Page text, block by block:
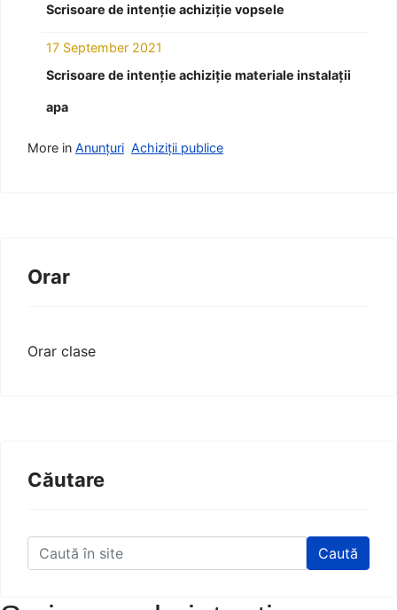
Scrisoare de intenție achiziție vopsele
17 September 2021
Scrisoare de intenție achiziție materiale instalații
apa
More in Anunțuri Achiziții publice
Orar
Orar clase
Căutare
Caută